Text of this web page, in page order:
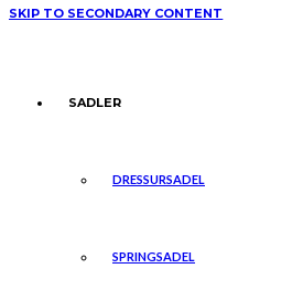
SKIP TO SECONDARY CONTENT
SADLER
DRESSURSADEL
SPRINGSADEL